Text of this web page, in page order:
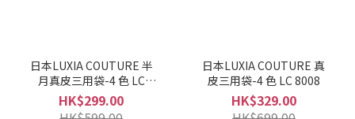
日本LUXIA COUTURE 半
月真皮三用袋-4 色 LC
8009
HK$299.00
日本LUXIA COUTURE 真
皮三用袋-4 色 LC 8008
HK$329.00